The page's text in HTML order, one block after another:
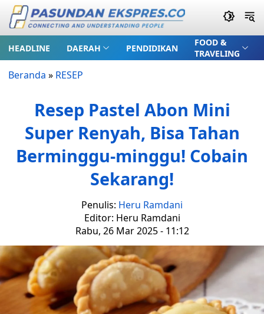
HEADLINE DAERAH PENDIDIKAN
FOOD &
TRAVELING
Beranda » RESEP
Resep Pastel Abon Mini
Super Renyah, Bisa Tahan
Berminggu-minggu! Cobain
Sekarang!
Penulis: Heru Ramdani
Editor: Heru Ramdani
Rabu, 26 Mar 2025 - 11:12